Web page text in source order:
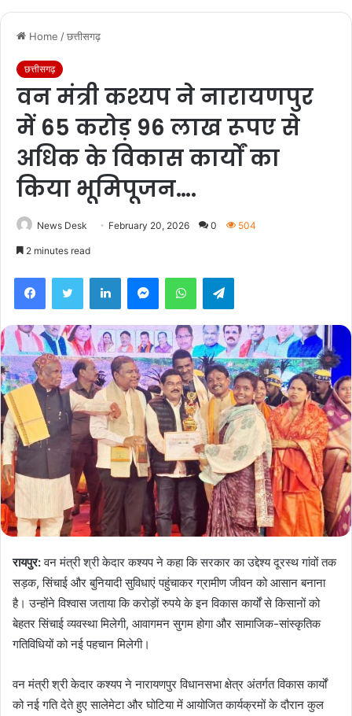
Home /छत्तीसगढ़
छत्तीसगढ़
वन मंत्री कश्यप ने नारायणपुर
में 65 करोड़ 96 लाख रूपए से
अधिक के विकास कार्यों का
किया भूमिपूजन….
News Desk February 20, 2026 0 504
2 minutes read
रायपुर:वन मंत्री श्री केदार कश्यप ने कहा कि सरकार का उद्देश्य दूरस्थ गांवों तक
सड़क, सिंचाई और बुनियादी सुविधाएं पहुंचाकर ग्रामीण जीवन को आसान बनाना
है। उन्होंने विश्वास जताया कि करोड़ों रुपये के इन विकास कार्यों से किसानों को
बेहतर सिंचाई व्यवस्था मिलेगी, आवागमन सुगम होगा और सामाजिक-सांस्कृतिक
गतिविधियों को नई पहचान मिलेगी।
वन मंत्री श्री केदार कश्यप ने नारायणपुर विधानसभा क्षेत्र अंतर्गत विकास कार्यों
को नई गति देते हुए सालेमेटा और घोटिया में आयोजित कार्यक्रमों के दौरान कुल